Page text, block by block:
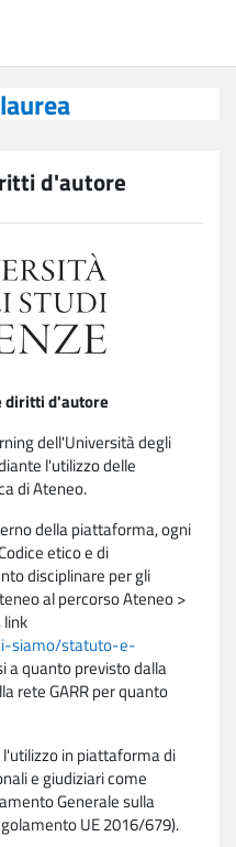
d'autore
diritti d'autore
dell'Università degli
l'utilizzo delle
di Ateneo.
della piattaforma, ogni
etico e di
disciplinare per gli
al percorso Ateneo >
link
siamo/statuto-e-
a quanto previsto dalla
rete GARR per quanto
in piattaforma di
e giudiziari come
Generale sulla
UE 2016/679).